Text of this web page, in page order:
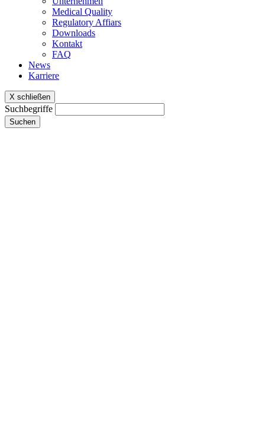
Medical Quality
Regulatory Affiars
Downloads
Kontakt
FAQ
News
Karriere
X schließen
Suchbegriffe
Suchen